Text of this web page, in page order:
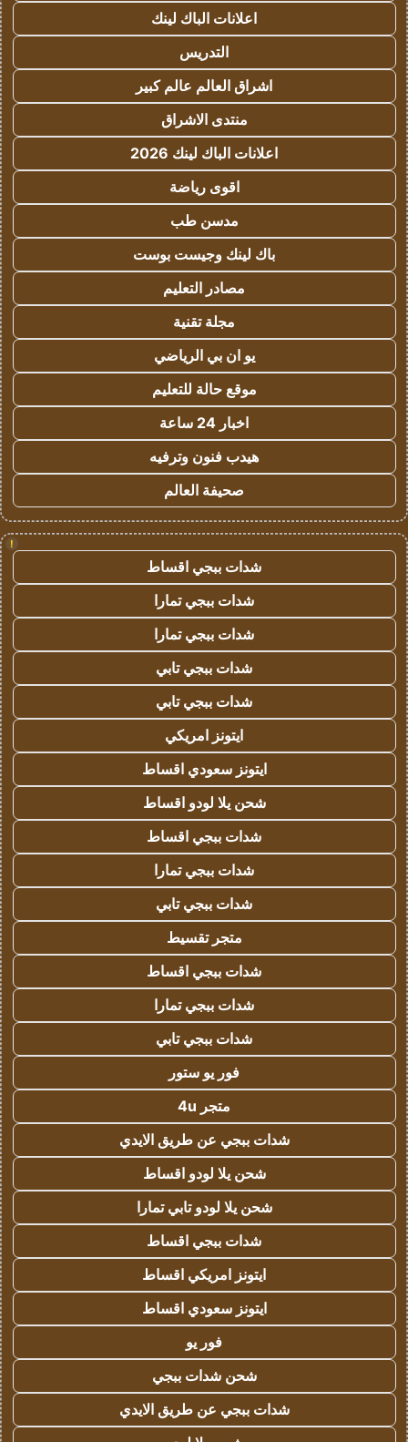
اعلانات الباك لينك
التدريس
اشراق العالم عالم كبير
منتدى الاشراق
اعلانات الباك لينك 2026
اقوى رياضة
مدسن طب
باك لينك وجيست بوست
مصادر التعليم
مجلة تقنية
يو ان بي الرياضي
موقع حالة للتعليم
اخبار 24 ساعة
هيدب فنون وترفيه
صحيفة العالم
!
شدات ببجي اقساط
شدات ببجي تمارا
شدات ببجي تمارا
شدات ببجي تابي
شدات ببجي تابي
ايتونز امريكي
ايتونز سعودي اقساط
شحن يلا لودو اقساط
شدات ببجي اقساط
شدات ببجي تمارا
شدات ببجي تابي
متجر تقسيط
شدات ببجي اقساط
شدات ببجي تمارا
شدات ببجي تابي
فور يو ستور
متجر 4u
شدات ببجي عن طريق الايدي
شحن يلا لودو اقساط
شحن يلا لودو تابي تمارا
شدات ببجي اقساط
ايتونز امريكي اقساط
ايتونز سعودي اقساط
فور يو
شحن شدات ببجي
شدات ببجي عن طريق الايدي